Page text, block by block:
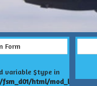
Form
variable $type in
html/mod_login/